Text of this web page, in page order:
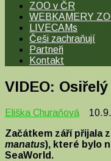
ZOO v ČR
WEBKAMERY
LIVECAMs
Češi zachraňují
Partneři
Kontakt
VIDEO:
Eliška Churaňová
Začátkem září přijala
manatus), které bylo
SeaWorld.